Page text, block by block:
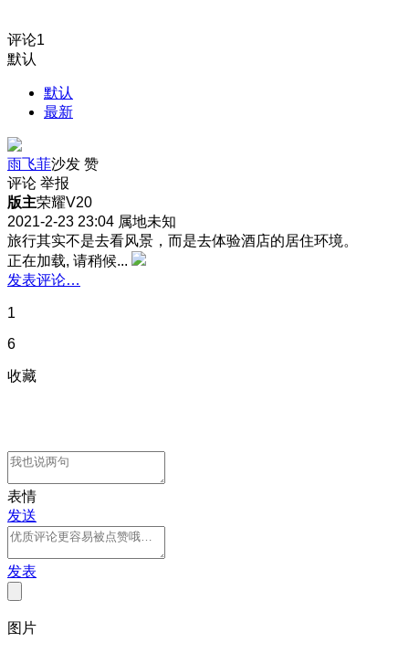
评论1
默认
默认
最新
雨飞菲沙发 赞
评论 举报
版主荣耀V20
2021-2-23 23:04 属地未知
旅行其实不是去看风景，而是去体验酒店的居住环境。
正在加载, 请稍候...
发表评论…
1
6
收藏
表情
发送
发表
图片